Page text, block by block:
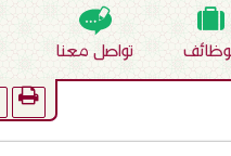
تواصل معنا